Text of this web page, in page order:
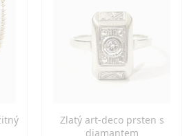
Zlatý art-deco prsten s
diamantem